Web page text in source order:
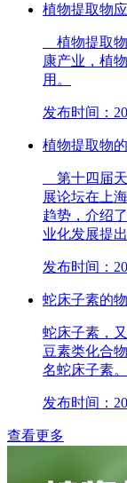
植物提取物
植物提取物
康产业，植
用。
发布时间：
植物提取物
第十四届天
展论坛在上
趋势，介绍
业化发展提
发布时间：
蛇床子素的
蛇床子素，
豆素类化合
名蛇床子素。
发布时间：
查看更多